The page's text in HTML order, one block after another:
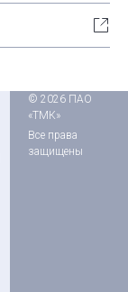
© 2026 ПАО
«ТМК»
Все права
защищены